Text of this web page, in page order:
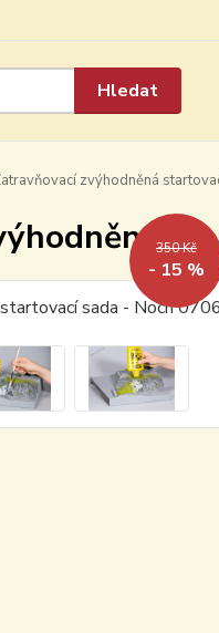
Hledat
zvýhodněná
350 Kč
- 15 %